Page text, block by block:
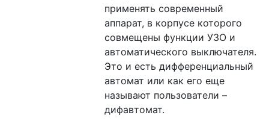
применять современный
аппарат, в корпусе которого
совмещены функции УЗО и
автоматического выключателя.
Это и есть дифференциальный
автомат или как его еще
называют пользователи –
дифавтомат.